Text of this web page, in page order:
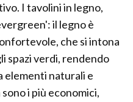
I tavolini in legno,
il legno è
che si intona
spazi verdi, rendendo
elementi naturali e
i più economici,